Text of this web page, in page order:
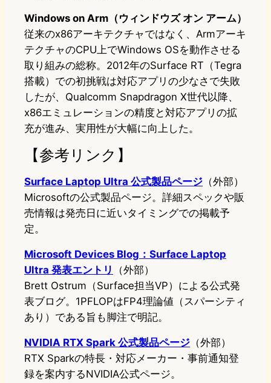
Windows on Arm（ウィンドウズ オン アーム）
従来のx86アーキテクチャではなく、Armアーキ
テクチャのCPU上でWindows OSを動作させる
取り組みの総称。2012年のSurface RT（Tegra
搭載）での初挑戦は対応アプリの少なさで失敗
したが、Qualcomm Snapdragon X世代以降、
x86エミュレーションの精度と対応アプリの拡
充が進み、実用性が大幅に向上した。
【参考リンク】
Surface Laptop Ultra 公式製品ページ （外部）
Microsoftの公式製品ページ。詳細スペックや販
売情報は発売日に近いタイミングでの掲載予
定。
Microsoft Devices Blog：Surface Laptop
Ultra 発表エントリ
（外部）
Brett Ostrum（Surface担当VP）による公式発
表ブログ。1PFLOPはFP4理論値（スパーシティ
あり）である旨も脚注で明記。
NVIDIA RTX Spark 公式製品ページ （外部）
RTX Sparkの特長・対応メーカー・事前通知登
録を案内するNVIDIA公式ページ。